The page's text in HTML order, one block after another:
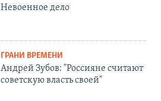
Невоенное дело
ГРАНИ ВРЕМЕНИ
Андрей Зубов: "Россияне считают
советскую власть своей"